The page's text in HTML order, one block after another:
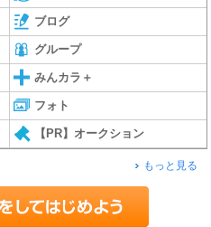
ブログ
グループ
みんカラ＋
フォト
【PR】オークション
もっと見る